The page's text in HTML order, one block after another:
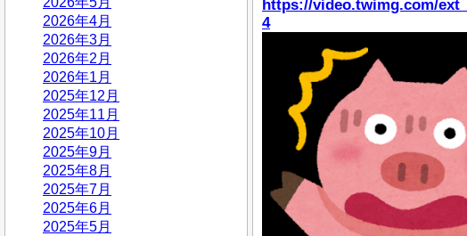
2026年4月
2026年3月
2026年2月
2026年1月
2025年12月
2025年11月
2025年10月
2025年9月
2025年8月
2025年7月
2025年6月
2025年5月
https://video.twimg.com/
4